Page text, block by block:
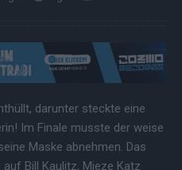
darunter steckte eine
Im Finale musste der weise
Maske abnehmen. Das
Bill Kaulitz, Mieze Katz